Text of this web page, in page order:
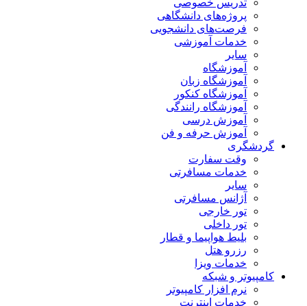
تدریس خصوصی
پروژه‌های دانشگاهی
فرصت‌های دانشجویی
خدمات آموزشی
سایر
آموزشگاه
آموزشگاه زبان
آموزشگاه کنکور
آموزشگاه رانندگی
آموزش درسی
آموزش حرفه و فن
گردشگری
وقت سفارت
خدمات مسافرتی
سایر
آژانس مسافرتی
تور خارجی
تور داخلی
بلیط هواپیما و قطار
رزرو هتل
خدمات ویزا
کامپیوتر و شبکه
نرم افزار کامپیوتر
خدمات اینترنت